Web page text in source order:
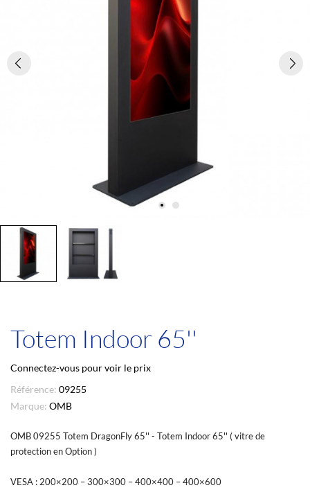
Totem Indoor 65''
Connectez-vous pour voir le prix
Référence: 09255
Marque: OMB
OMB 09255 Totem DragonFly 65'' - Totem Indoor 65'' ( vitre de
protection en Option )
VESA : 200×200 – 300×300 – 400×400 – 400×600